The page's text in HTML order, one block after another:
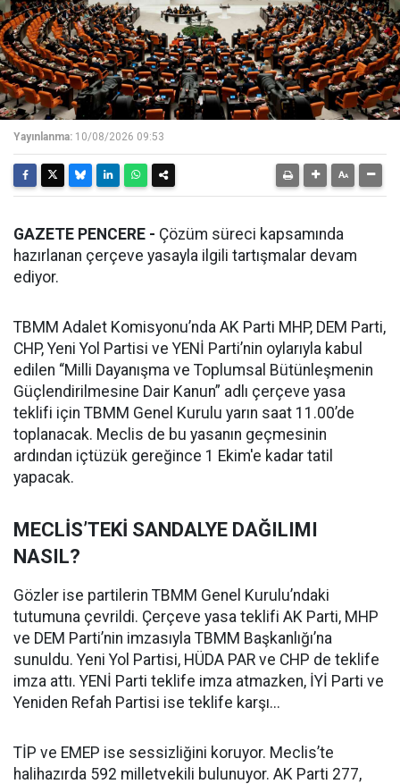
Yayınlanma: 10/08/2026 09:53
GAZETE PENCERE - Çözüm süreci kapsamında
hazırlanan çerçeve yasayla ilgili tartışmalar devam
ediyor.
TBMM Adalet Komisyonu’nda AK Parti MHP, DEM Parti,
CHP, Yeni Yol Partisi ve YENİ Parti’nin oylarıyla kabul
edilen “Milli Dayanışma ve Toplumsal Bütünleşmenin
Güçlendirilmesine Dair Kanun” adlı çerçeve yasa
teklifi için TBMM Genel Kurulu yarın saat 11.00’de
toplanacak. Meclis de bu yasanın geçmesinin
ardından içtüzük gereğince 1 Ekim'e kadar tatil
yapacak.
MECLİS’TEKİ SANDALYE DAĞILIMI
NASIL?
Gözler ise partilerin TBMM Genel Kurulu’ndaki
tutumuna çevrildi. Çerçeve yasa teklifi AK Parti, MHP
ve DEM Parti’nin imzasıyla TBMM Başkanlığı’na
sunuldu. Yeni Yol Partisi, HÜDA PAR ve CHP de teklife
imza attı. YENİ Parti teklife imza atmazken, İYİ Parti ve
Yeniden Refah Partisi ise teklife karşı...
TİP ve EMEP ise sessizliğini koruyor. Meclis’te
halihazırda 592 milletvekili bulunuyor. AK Parti 277,